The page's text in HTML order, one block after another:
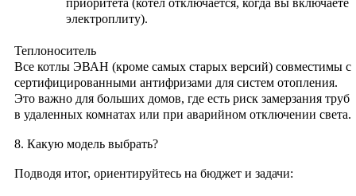
приоритета (котел отключается, когда вы включаете
электроплиту).
Теплоноситель
Все котлы ЭВАН (кроме самых старых версий) совместимы с
сертифицированными антифризами для систем отопления.
Это важно для больших домов, где есть риск замерзания труб
в удаленных комнатах или при аварийном отключении света.
8. Какую модель выбрать?
Подводя итог, ориентируйтесь на бюджет и задачи: